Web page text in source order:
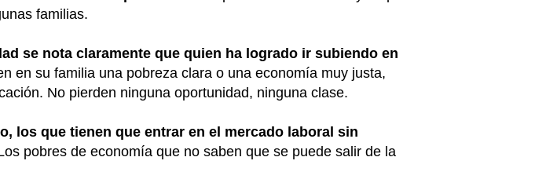
familias.
se nota claramente que quien ha logrado ir subiendo en
en su familia una pobreza clara o una economía muy justa,
No pierden ninguna oportunidad, ninguna clase.
los que tienen que entrar en el mercado laboral sin
pobres de economía que no saben que se puede salir de la